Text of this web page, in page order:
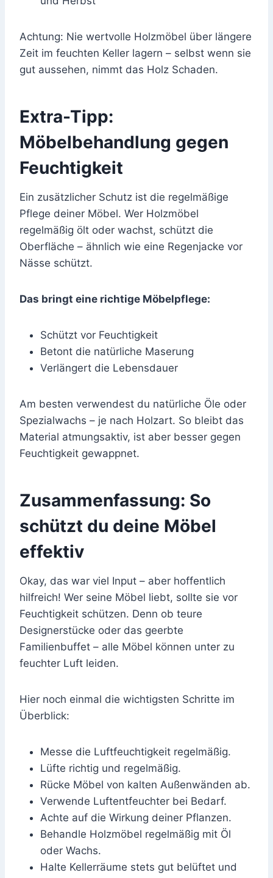
Achtung: Nie wertvolle Holzmöbel über längere
Zeit im feuchten Keller lagern – selbst wenn sie
gut aussehen, nimmt das Holz Schaden.
Extra-Tipp:
Möbelbehandlung gegen
Feuchtigkeit
Ein zusätzlicher Schutz ist die regelmäßige
Pflege deiner Möbel. Wer Holzmöbel
regelmäßig ölt oder wachst, schützt die
Oberfläche – ähnlich wie eine Regenjacke vor
Nässe schützt.
Das bringt eine richtige Möbelpflege:
Schützt vor Feuchtigkeit
Betont die natürliche Maserung
Verlängert die Lebensdauer
Am besten verwendest du natürliche Öle oder
Spezialwachs – je nach Holzart. So bleibt das
Material atmungsaktiv, ist aber besser gegen
Feuchtigkeit gewappnet.
Zusammenfassung: So
schützt du deine Möbel
effektiv
Okay, das war viel Input – aber hoffentlich
hilfreich! Wer seine Möbel liebt, sollte sie vor
Feuchtigkeit schützen. Denn ob teure
Designerstücke oder das geerbte
Familienbuffet – alle Möbel können unter zu
feuchter Luft leiden.
Hier noch einmal die wichtigsten Schritte im
Überblick:
Messe die Luftfeuchtigkeit regelmäßig.
Lüfte richtig und regelmäßig.
Rücke Möbel von kalten Außenwänden ab.
Verwende Luftentfeuchter bei Bedarf.
Achte auf die Wirkung deiner Pflanzen.
Behandle Holzmöbel regelmäßig mit Öl
oder Wachs.
Halte Kellerräume stets gut belüftet und